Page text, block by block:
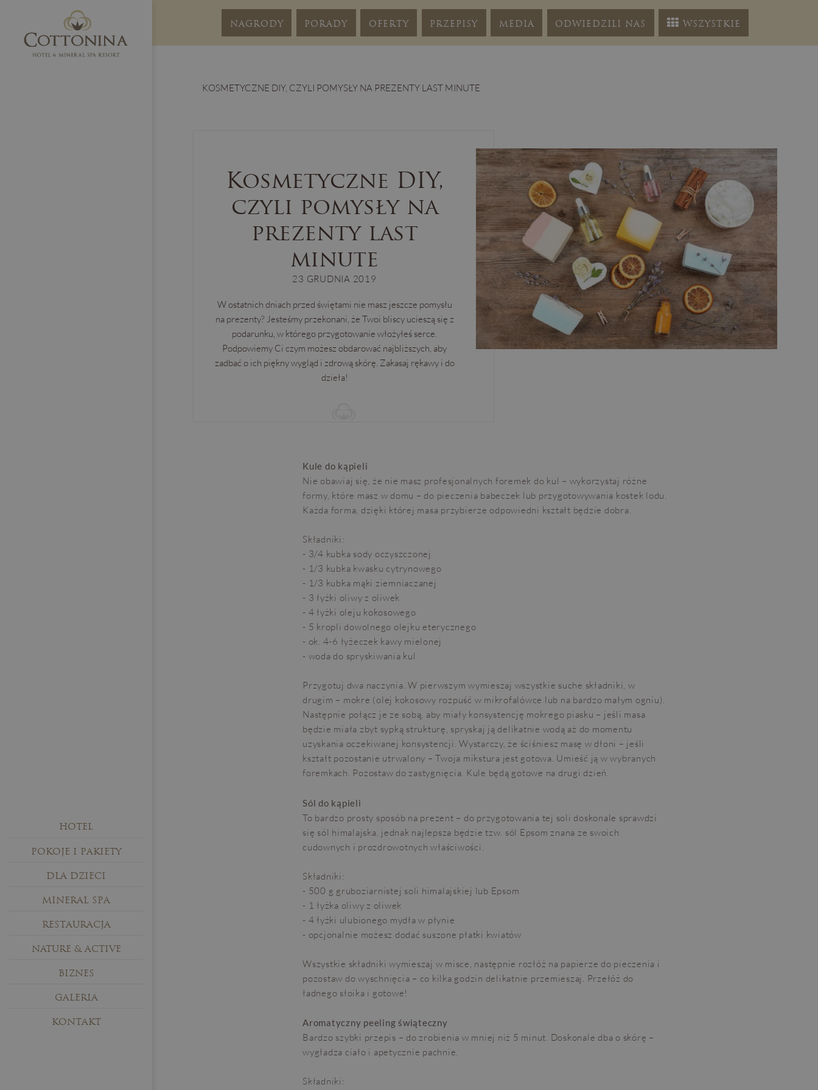
HOTEL
POKOJE I PAKIETY
DLA DZIECI
MINERAL SPA
RESTAURACJA
NATURE & ACTIVE
BIZNES
GALERIA
KONTAKT
NAGRODY PORADY OFERTY PRZEPISY MEDIA ODWIEDZILI NAS WSZYSTKIE
KOSMETYCZNE DIY, CZYLI POMYSŁY NA PREZENTY LAST MINUTE
Kosmetyczne DIY,
czyli pomysły na
prezenty last
minute
23 GRUDNIA 2019
W ostatnich dniach przed świętami nie masz jeszcze pomysłu
na prezenty? Jesteśmy przekonani, że Twoi bliscy ucieszą się z
podarunku, w którego przygotowanie włożyłeś serce.
Podpowiemy Ci czym możesz obdarować najbliższych, aby
zadbać o ich piękny wygląd i zdrową skórę. Zakasaj rękawy i do
dzieła!
Kule do kąpieli
Nie obawiaj się, że nie masz profesjonalnych foremek do kul – wykorzystaj różne
formy, które masz w domu – do pieczenia babeczek lub przygotowywania kostek lodu.
Każda forma, dzięki której masa przybierze odpowiedni kształt będzie dobra.
Składniki:
- 3/4 kubka sody oczyszczonej
- 1/3 kubka kwasku cytrynowego
- 1/3 kubka mąki ziemniaczanej
- 3 łyżki oliwy z oliwek
- 4 łyżki oleju kokosowego
- 5 kropli dowolnego olejku eterycznego
- ok. 4-6 łyżeczek kawy mielonej
- woda do spryskiwania kul
Przygotuj dwa naczynia. W pierwszym wymieszaj wszystkie suche składniki, w
drugim – mokre (olej kokosowy rozpuść w mikrofalówce lub na bardzo małym ogniu).
Następnie połącz je ze sobą, aby miały konsystencję mokrego piasku – jeśli masa
będzie miała zbyt sypką strukturę, spryskaj ją delikatnie wodą aż do momentu
uzyskania oczekiwanej konsystencji. Wystarczy, że ściśniesz masę w dłoni – jeśli
kształt pozostanie utrwalony – Twoja mikstura jest gotowa. Umieść ją w wybranych
foremkach. Pozostaw do zastygnięcia. Kule będą gotowe na drugi dzień.
Sól do kąpieli
To bardzo prosty sposób na prezent – do przygotowania tej soli doskonale sprawdzi
się sól himalajska, jednak najlepsza będzie tzw. sól Epsom znana ze swoich
cudownych i prozdrowotnych właściwości.
Składniki:
- 500 g gruboziarnistej soli himalajskiej lub Epsom
- 1 łyżka oliwy z oliwek
- 4 łyżki ulubionego mydła w płynie
- opcjonalnie możesz dodać suszone płatki kwiatów
Wszystkie składniki wymieszaj w misce, następnie rozłóż na papierze do pieczenia i
pozostaw do wyschnięcia – co kilka godzin delikatnie przemieszaj. Przełóż do
ładnego słoika i gotowe!
Aromatyczny peeling świąteczny
Bardzo szybki przepis – do zrobienia w mniej niż 5 minut. Doskonale dba o skórę –
wygładza ciało i apetycznie pachnie.
Składniki: